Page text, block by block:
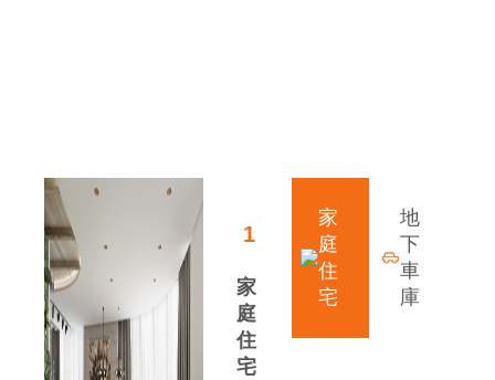
1
家
庭
住
宅
家
庭
住
宅
地
下
車
庫